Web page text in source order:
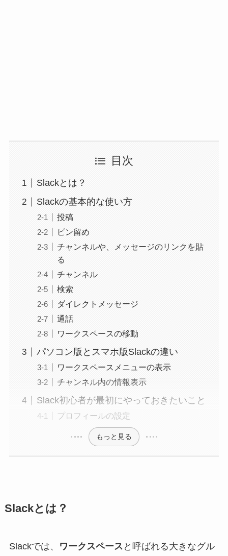
目次
Slackとは？
Slackの基本的な使い方
投稿
ピン留め
チャンネルや、メッセージのリンクを貼
る
チャンネル
検索
ダイレクトメッセージ
通話
ワークスペースの移動
パソコン版とスマホ版Slackの違い
ワークスペースメニューの表示
チャンネル内の情報表示
Slack初心者が最初にやっておきたいこと
プロフィールの設定
もっと見る
Slackとは？
Slackでは、 ワークスペース と呼ばれる大きなグル